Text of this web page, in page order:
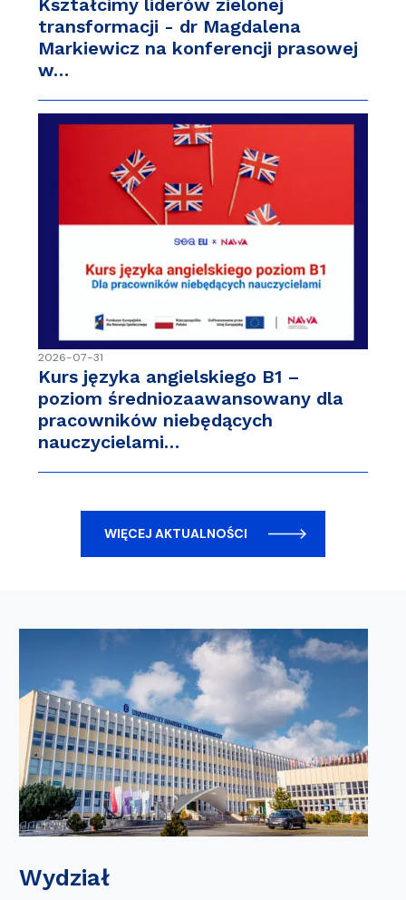
Kształcimy liderów zielonej
transformacji - dr Magdalena
Markiewicz na konferencji prasowej
w…
2026-07-31
Kurs języka angielskiego B1 –
poziom średniozaawansowany dla
pracowników niebędących
nauczycielami…
WIĘCEJ AKTUALNOŚCI
Wydział